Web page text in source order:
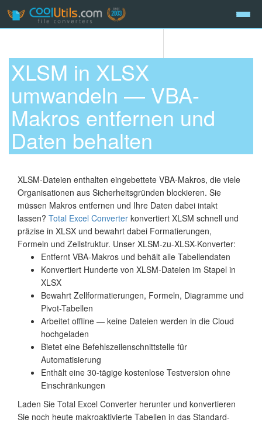
XLSM in XLSX
umwandeln — VBA-
Makros entfernen und
Daten behalten
XLSM-Dateien enthalten eingebettete VBA-Makros, die viele
Organisationen aus Sicherheitsgründen blockieren. Sie
müssen Makros entfernen und Ihre Daten dabei intakt
lassen? Total Excel Converter konvertiert XLSM schnell und
präzise in XLSX und bewahrt dabei Formatierungen,
Formeln und Zellstruktur. Unser XLSM-zu-XLSX-Konverter:
Entfernt VBA-Makros und behält alle Tabellendaten
Konvertiert Hunderte von XLSM-Dateien im Stapel in
XLSX
Bewahrt Zellformatierungen, Formeln, Diagramme und
Pivot-Tabellen
Arbeitet offline — keine Dateien werden in die Cloud
hochgeladen
Bietet eine Befehlszeilenschnittstelle für
Automatisierung
Enthält eine 30-tägige kostenlose Testversion ohne
Einschränkungen
Laden Sie Total Excel Converter herunter und konvertieren
Sie noch heute makroaktivierte Tabellen in das Standard-